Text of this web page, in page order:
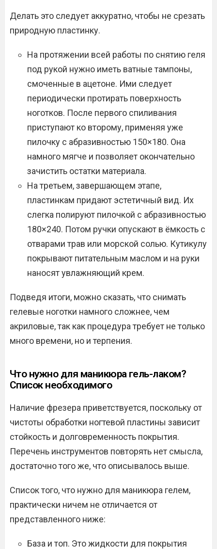
Делать это следует аккуратно, чтобы не срезать
природную пластинку.
На протяжении всей работы по снятию геля
под рукой нужно иметь ватные тампоны,
смоченные в ацетоне. Ими следует
периодически протирать поверхность
ноготков. После первого спиливания
приступают ко второму, применяя уже
пилочку с абразивностью 150×180. Она
намного мягче и позволяет окончательно
зачистить остатки материала.
На третьем, завершающем этапе,
пластинкам придают эстетичный вид. Их
слегка полируют пилочкой с абразивностью
180×240. Потом ручки опускают в ёмкость с
отварами трав или морской солью. Кутикулу
покрывают питательным маслом и на руки
наносят увлажняющий крем.
Подведя итоги, можно сказать, что снимать
гелевые ноготки намного сложнее, чем
акриловые, так как процедура требует не только
много времени, но и терпения.
Что нужно для маникюра гель-лаком?
Список необходимого
Наличие фрезера приветствуется, поскольку от
чистоты обработки ногтевой пластины зависит
стойкость и долговременность покрытия.
Перечень инструментов повторять нет смысла,
достаточно того же, что описывалось выше.
Список того, что нужно для маникюра гелем,
практически ничем не отличается от
представленного ниже:
База и топ. Это жидкости для покрытия